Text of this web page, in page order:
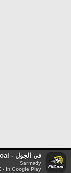
في الجول - FilGoal
Sarmady
- In Google Play